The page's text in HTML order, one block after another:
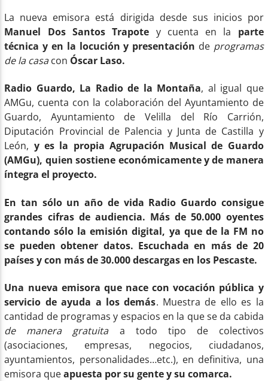
La nueva emisora está dirigida desde sus inicios por
Manuel Dos Santos Trapote y cuenta en la parte
técnica y en la locución y presentación deprogramas
de la casacon Óscar Laso.
Radio Guardo, La Radio de la Montaña, al igual que
AMGu, cuenta con la colaboración del Ayuntamiento de
Guardo, Ayuntamiento de Velilla del Río Carrión,
Diputación Provincial de Palencia y Junta de Castilla y
León, y es la propia Agrupación Musical de Guardo
(AMGu), quien sostiene económicamente y de manera
íntegra el proyecto.
En tan sólo un año de vida Radio Guardo consigue
grandes cifras de audiencia. Más de 50.000 oyentes
contando sólo la emisión digital, ya que de la FM no
se pueden obtener datos. Escuchada en más de 20
países y con más de 30.000 descargas en los Pescaste.
Una nueva emisora que nace con vocación pública y
servicio de ayuda a los demás. Muestra de ello es la
cantidad de programas y espacios en la que se da cabida
de manera gratuita a todo tipo de colectivos
(asociaciones, empresas, negocios, ciudadanos,
ayuntamientos, personalidades…etc.), en definitiva, una
emisora queapuesta por su gente y su comarca.